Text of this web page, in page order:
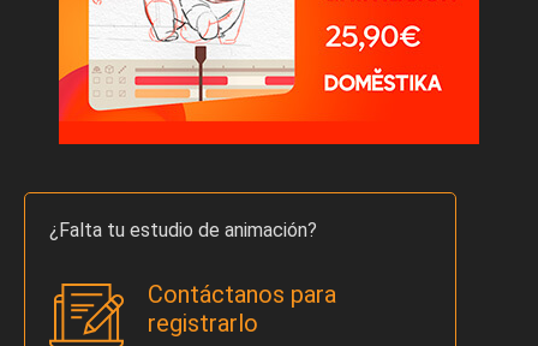
¿Falta tu estudio de animación?
Contáctanos para
registrarlo